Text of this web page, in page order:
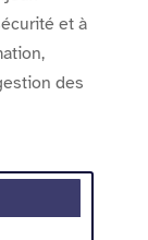
et à
des